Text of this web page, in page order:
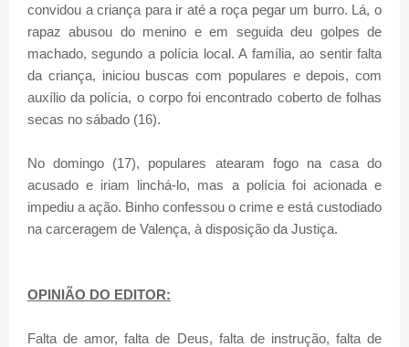
convidou a criança para ir até a roça pegar um burro. Lá, o
rapaz abusou do menino e em seguida deu golpes de
machado, segundo a polícia local. A família, ao sentir falta
da criança, iniciou buscas com populares e depois, com
auxílio da polícia, o corpo foi encontrado coberto de folhas
secas no sábado (16).
No domingo (17), populares atearam fogo na casa do
acusado e iriam linchá-lo, mas a polícia foi acionada e
impediu a ação. Binho confessou o crime e está custodiado
na carceragem de Valença, à disposição da Justiça.
OPINIÃO DO EDITOR:
Falta de amor, falta de Deus, falta de instrução, falta de